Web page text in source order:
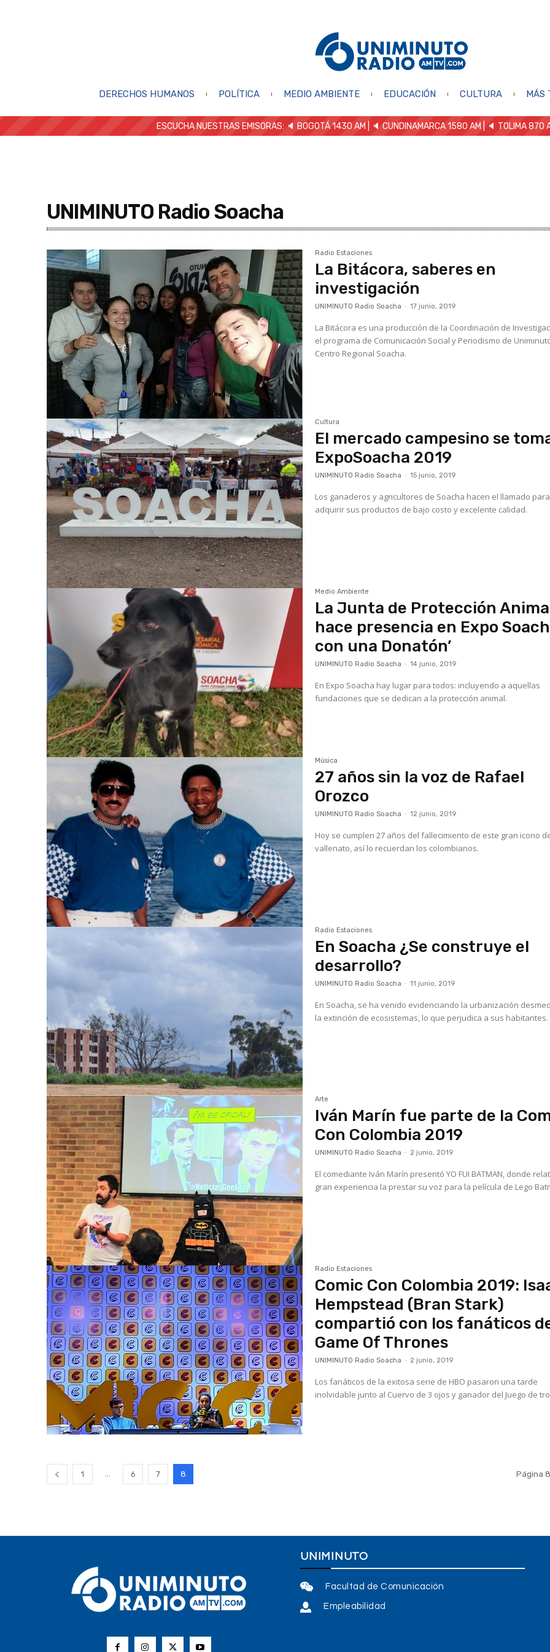
DERECHOS HUMANOS POLÍTICA MEDIO AMBIENTE EDUCACIÓN CULTURA MÁS
ESCUCHA NUESTRAS EMISORAS: 🔈 BOGOTÁ 1430 AM | 🔈 CUNDINAMARCA 1580 AM | 🔈 TOLIMA 870
UNIMINUTO Radio Soacha
Radio Estaciones
La Bitácora, saberes en
investigación
UNIMINUTO Radio Soacha - 17 junio, 2019
La Bitácora es una producción de la Coordinación de
el programa de Comunicación Social y Periodismo de
Centro Regional Soacha.
Cultura
El mercado campesino se
ExpoSoacha 2019
UNIMINUTO Radio Soacha - 15 junio, 2019
Los ganaderos y agricultores de Soacha hacen el llamado
adquirir sus productos de bajo costo y excelente calidad.
Medio Ambiente
La Junta de Protección
hace presencia en Expo
con una Donatón’
UNIMINUTO Radio Soacha - 14 junio, 2019
En Expo Soacha hay lugar para todos: incluyendo a aquellas
fundaciones que se dedican a la protección animal.
Música
27 años sin la voz de Rafael
Orozco
UNIMINUTO Radio Soacha - 12 junio, 2019
Hoy se cumplen 27 años del fallecimiento de este gran icono
vallenato, así lo recuerdan los colombianos.
Radio Estaciones
En Soacha ¿Se construye el
desarrollo?
UNIMINUTO Radio Soacha - 11 junio, 2019
En Soacha, se ha venido evidenciando la urbanización desmedida y
la extinción de ecosistemas, lo que perjudica a sus habitantes.
Arte
Iván Marín fue parte de la
Con Colombia 2019
UNIMINUTO Radio Soacha - 2 junio, 2019
El comediante Iván Marín presentó YO FUI BATMAN, donde
gran experiencia la prestar su voz para la película de Lego
Radio Estaciones
Comic Con Colombia 2019:
Hempstead (Bran Stark)
compartió con los fanáticos
Game Of Thrones
UNIMINUTO Radio Soacha - 2 junio, 2019
Los fanáticos de la exitosa serie de HBO pasaron una tarde
inolvidable junto al Cuervo de 3 ojos y ganador del Juego de
1 ... 6 7 8 Página
UNIMINUTO
Facultad de Comunicación
Empleabilidad